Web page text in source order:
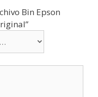
Bin Epson